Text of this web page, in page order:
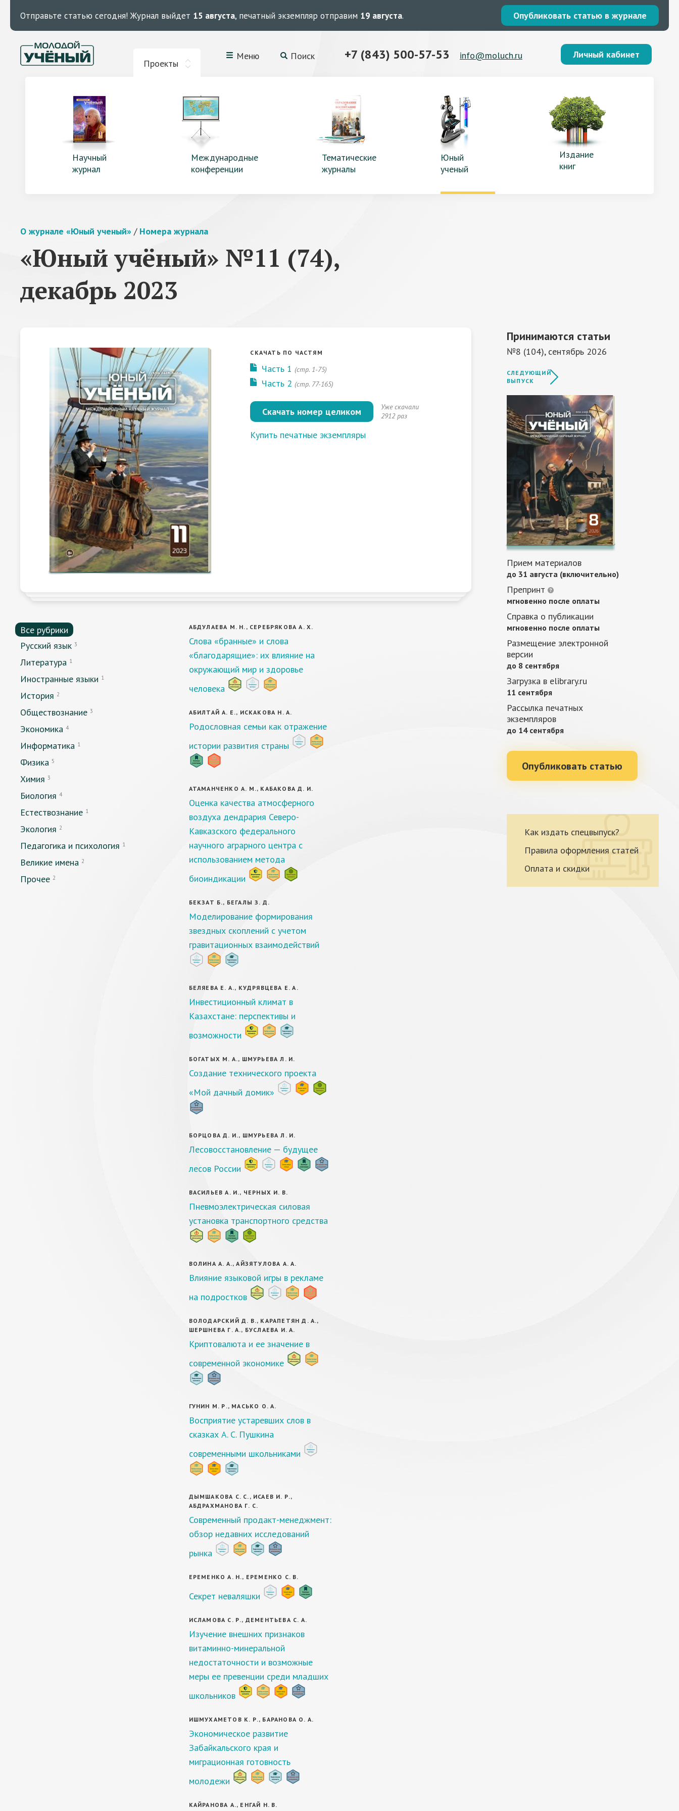
Отправьте статью сегодня! Журнал выйдет 15 августа, печатный экземпляр отправим 19 августа. Опубликовать статью в журнале
Проекты
Меню Поиск +7 (843) 500-57-53 info@moluch.ru Личный кабинет
Научный
журнал
Международные
конференции
Тематические
журналы
Юный
ученый
Издание
книг
О журнале «Юный ученый» / Номера журнала
«Юный учёный» №11 (74),
декабрь 2023
СКАЧАТЬ ПО ЧАСТЯМ
Часть 1 (стр. 1-75)
Часть 2 (стр. 77-165)
Скачать номер целиком
Уже скачали
2912 раз
Купить печатные экземпляры
Все рубрики
Русский язык 3
Литература 1
Иностранные языки 1
История 2
Обществознание 3
Экономика 4
Информатика 1
Физика 5
Химия 3
Биология 4
Естествознание 1
Экология 2
Педагогика и психология 1
Великие имена 2
Прочее 2
АБДУЛАЕВА М. Н., СЕРЕБРЯКОВА А. Х.
Слова «бранные» и слова
«благодарящие»: их влияние на
окружающий мир и здоровье
человека
АБИЛТАЙ А. Е., ИСКАКОВА Н. А.
Родословная семьи как отражение
истории развития страны
АТАМАНЧЕНКО А. М., КАБАКОВА Д. И.
Оценка качества атмосферного
воздуха дендрария Северо-
Кавказского федерального
научного аграрного центра с
использованием метода
биоиндикации
БЕКЗАТ Б., БЕГАЛЫ З. Д.
Моделирование формирования
звездных скоплений с учетом
гравитационных взаимодействий
БЕЛЯЕВА Е. А., КУДРЯВЦЕВА Е. А.
Инвестиционный климат в
Казахстане: перспективы и
возможности
БОГАТЫХ М. А., ШМУРЬЕВА Л. И.
Создание технического проекта
«Мой дачный домик»
БОРЦОВА Д. И., ШМУРЬЕВА Л. И.
Лесовосстановление — будущее
лесов России
ВАСИЛЬЕВ А. И., ЧЕРНЫХ И. В.
Пневмоэлектрическая силовая
установка транспортного средства
ВОЛИНА А. А., АЙЗЯТУЛОВА А. А.
Влияние языковой игры в рекламе
на подростков
ВОЛОДАРСКИЙ Д. В., КАРАПЕТЯН Д. А.,
ШЕРШНЕВА Г. А., БУСЛАЕВА И. А.
Криптовалюта и ее значение в
современной экономике
ГУНИН М. Р., МАСЬКО О. А.
Восприятие устаревших слов в
сказках А. С. Пушкина
современными школьниками
ДЫМШАКОВА С. С., ИСАЕВ И. Р.,
АБДРАХМАНОВА Г. С.
Современный продакт-менеджмент:
обзор недавних исследований
рынка
ЕРЕМЕНКО А. Н., ЕРЕМЕНКО С. В.
Секрет неваляшки
ИСЛАМОВА С. Р., ДЕМЕНТЬЕВА С. А.
Изучение внешних признаков
витаминно-минеральной
недостаточности и возможные
меры ее превенции среди младших
школьников
ИШМУХАМЕТОВ К. Р., БАРАНОВА О. А.
Экономическое развитие
Забайкальского края и
миграционная готовность
молодежи
КАЙРАНОВА А., ЕНГАЙ Н. В.
Принимаются статьи
№8 (104), сентябрь 2026
СЛЕДУЮЩИЙ
ВЫПУСК
Прием материалов
до 31 августа (включительно)
Препринт
мгновенно после оплаты
Справка о публикации
мгновенно после оплаты
Размещение электронной
версии
до 8 сентября
Загрузка в elibrary.ru
11 сентября
Рассылка печатных
экземпляров
до 14 сентября
Опубликовать статью
Как издать спецвыпуск?
Правила оформления статей
Оплата и скидки